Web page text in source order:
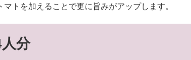
マトを加えることで更に旨みがアップします。
分